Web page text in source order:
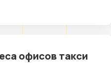
офисов такси